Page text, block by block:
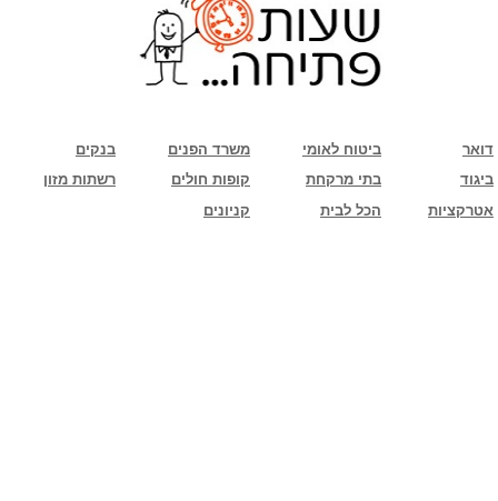
בנקים משרד הפנים ביטוח לאומי
דואר
רשתות מזון
קופות חולים בתי מרקחת
ביגוד
קניונים
הכל לבית אטרקציות